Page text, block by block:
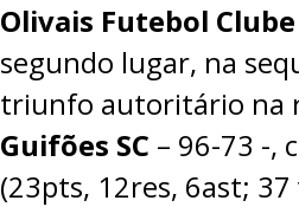
Olivais Futebol Clube
segundo lugar, na
triunfo autoritário na
Guifões SC – 96-73 -,
(23pts, 12res, 6ast;